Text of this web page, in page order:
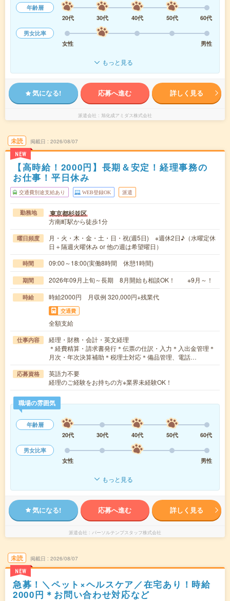
年齢層
20代
30代 40代 50代
60代
男女比率
女性
男性
もっと見る
気になる! 応募へ進む 詳しく見る
派遣会社 旭化成アミダス株式会社
未読
NEW
掲載日 2026/08/07
【高時給！2000円】長期＆安定！経理事務の
お仕事！平日休み
交通費別途支給あり WEB登録OK 派遣
勤務地 東京都杉並区
方南町駅から徒歩1分
曜日頻度
月・火・木・金・土・日・祝(週5日) ※週休2日♪（水曜定休
日＋隔週火曜休み or 他の週は希望曜日）
時間 09:00～18:00(実働8時間 休憩1時間)
期間 2026年09月上旬～長期 8月開始も相談OK！ ※9月～！
時給 時給2000円 月収例 320,000円+残業代
交通費
全額支給
仕事内容
経理・財務・会計・英文経理
＊経費精算・請求書発行＊伝票の仕訳・入力＊入出金管理＊
月次・年次決算補助＊税理士対応＊備品管理、電話…
応募資格
英語力不要
経理のご経験をお持ちの方※業界未経験OK！
職場の雰囲気
年齢層
20代
30代 40代 50代
60代
男女比率
女性
男性
もっと見る
気になる! 応募へ進む 詳しく見る
派遣会社 パーソルテンプスタッフ株式会社
未読
NEW
掲載日 2026/08/07
急募！＼ペット×ヘルスケア／在宅あり！時給
2000円＊お問い合わせ対応など